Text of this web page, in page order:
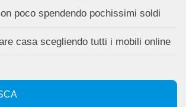
poco spendendo pochissimi soldi
casa scegliendo tutti i mobili online